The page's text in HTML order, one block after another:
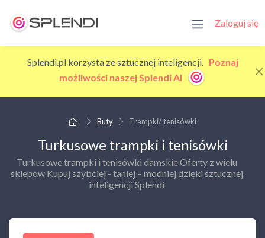
Zaloguj się
Splendi.pl korzysta ze sztucznej inteligencji. Poznaj
możliwości naszej Splendi AI
Buty Trampki/ tenisówki
Turkusowe trampki i tenisówki
Turkusowe trampki i tenisówki damskie Oferty z wielu
sklepów Kupuj szybciej - taniej – modniej dzięki sztucznej
inteligencji Splendi